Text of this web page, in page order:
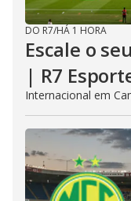
DO R7/HÁ 1 HORA
Escale o
| R7
Internacional em